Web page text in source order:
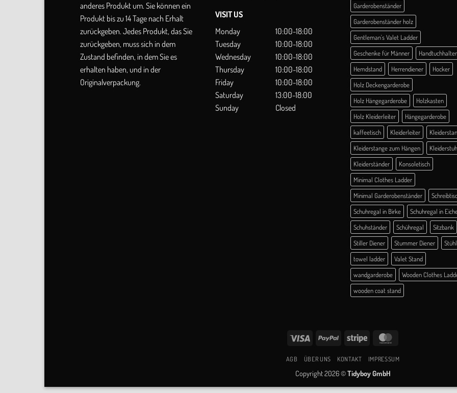
anderes Produkt um. Sie können ein
Produkt bis zu 14 Tage nach Erhalt
zurückgeben. Jedes Produkt, das Sie
zurückgeben, muss sich in dem
Zustand befinden, in dem Sie es
erhalten haben, und in der
Originalverpackung.
VISIT US
Monday
10:00-18:00
Tuesday
10:00-18:00
Wednesday
10:00-18:00
Thursday
10:00-18:00
Friday
10:00-18:00
Saturday
13:00-18:00
Sunday
Closed
Garderobenständer
Garderobenständer holz
Gentleman's Valet Ladder
Geschenke für Männer
Handtuchhalter
Hemdstand
Herrendiener
Hocker
Holz Deckengarderobe
Holz Hängegarderobe
Holzkasten
Holz Kleiderleiter
Hängegarderobe
kaffeetisch
Kleiderleiter
Kleiderstange zum Hängen
Kleiderständer
Konsoletisch
Minimal Clothes Ladder
Minimal Garderobenständer
Schuhregal in Birke
Schuhregal in
Schuhständer
Schühregal
Sitzbank
Stiller Diener
Stummer Diener
towel ladder
Valet Stand
wandgarderobe
Wooden Clothes
wooden coat stand
Visa PayPal Stripe
AGB ÜBER UNS KONTAKT IMPRESSUM
Copyright 2026 ©Tidyboy GmbH